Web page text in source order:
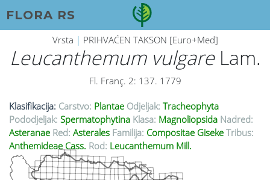
FLORA RS
Vrsta | PRIHVAĆEN TAKSON [Euro+Med]
Leucanthemum vulgareLam.
Fl. Franç. 2: 137. 1779
Klasifikacija: Carstvo: Plantae Odjeljak: Tracheophyta
Pododjeljak: Spermatophytina Klasa: Magnoliopsida Nadred:
Asteranae Red: Asterales Familija: Compositae Giseke Tribus:
Anthemideae Cass. Rod: Leucanthemum Mill.